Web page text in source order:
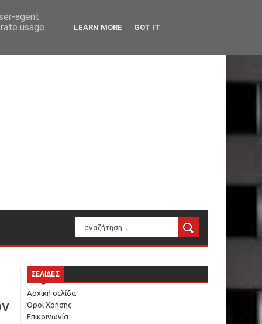
ΣΕΛΙΔΕΣ
Αρχική σελίδα
Όροι Χρήσης
Επικοινωνία
agent
usage
LEARN MORE GOT IT